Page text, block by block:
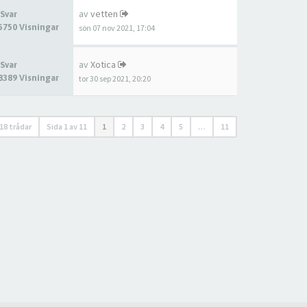
Visningar
av vetten
sön 07 nov 2021, 17:04
Visningar
av Xotica
tor 30 sep 2021, 20:20
trådar Sida 1 av 11 1 2 3 4 5 … 11